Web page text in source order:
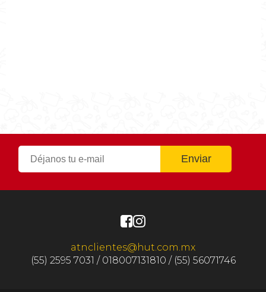
atnclientes@hut.com.mx
(55) 2595 7031 / 018007131810 / (55) 56071746